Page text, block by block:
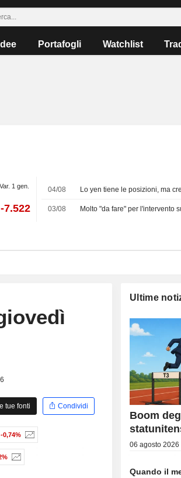
Idee Portafogli Watchlist
Var. 1 gen.
-7.522
04/08
03/08 Molto "da fare" per l'intervento
tue fonti
Condividi
-0,74%
Ultime
Boom
06 agosto 2026
Quando il